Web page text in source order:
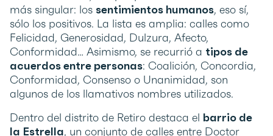
más singular: los sentimientos humanos, eso sí,
sólo los positivos. La lista es amplia: calles como
Felicidad, Generosidad, Dulzura, Afecto,
Conformidad… Asimismo, se recurrió a tipos de
acuerdos entre personas: Coalición, Concordia,
Conformidad, Consenso o Unanimidad, son
algunos de los llamativos nombres utilizados.
Dentro del distrito de Retiro destaca el barrio de
la Estrella, un conjunto de calles entre Doctor